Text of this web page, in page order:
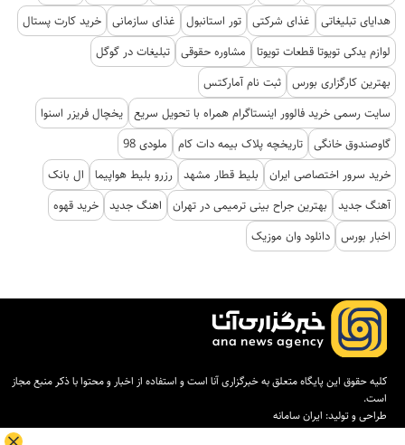
هدایای تبلیغاتی
غذای شرکتی تور استانبول غذای سازمانی خرید کارت پستال
لوازم یدکی تویوتا قطعات تویوتا
مشاوره حقوقی تبلیغات در گوگل
بهترین کارگزاری بورس ثبت نام آمارکتس
سایت رسمی خرید فالوور اینستاگرام همراه با تحویل سریع یخچال فریزر اسنوا
گاوصندوق خانگی تاریخچه پلاک بیمه دات کام
ملودی 98
خرید سرور اختصاصی ایران
بلیط قطار مشهد رزرو بلیط هواپیما
ال بانک
آهنگ جدید
بهترین جراح بینی ترمیمی در تهران اهنگ جدید خرید قهوه
اخبار بورس دانلود وان موزیک
کلیه حقوق این پایگاه متعلق به خبرگزاری آنا است و استفاده از اخبار و محتوا با ذکر منبع مجاز
است.
طراحی و تولید: ایران سامانه